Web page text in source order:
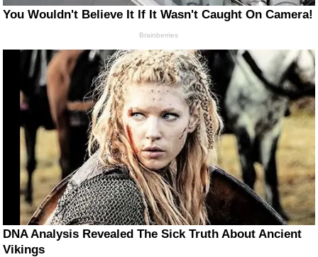
You Wouldn't Believe It If It Wasn't Caught On Camera!
Brainberries
DNA Analysis Revealed The Sick Truth About Ancient
Vikings